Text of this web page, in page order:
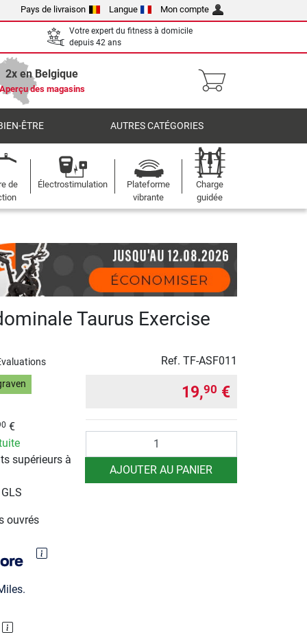
Pays de livraison Langue Mon compte
Votre expert du fitness à domicile
depuis 42 ans
2x en Belgique
des magasins
ÊTRE AUTRES CATÉGORIES
de
Électrostimulation
Plateforme
vibrante
Charge
guidée
Taurus Exercise
Ref. TF-ASF011
€
supérieurs à
ouvrés
19,90 €
AJOUTER AU PANIER